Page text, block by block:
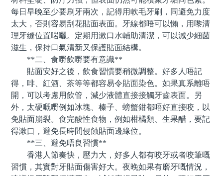
每日早晚至少要刷牙兩次，記得用軟毛牙刷，同避免力度
太大，否則容易刮花貼面表面。牙線都唔可以懶，用嚟清
理牙縫位置啱曬。定期用漱口水輔助清潔，可以減少細菌
滋生，保持口氣清新又保護貼面結構。
**二、食嘢飲嘢要有意識**
貼面安好之後，飲食習慣要稍微調整。好多人唔記
得，啡、紅酒、茶等等都容易令貼面染色。如果真系離唔
開，可以考慮用飲管，減少液體直接接觸牙齒表面。另
外，太硬嘅嘢例如冰塊、榛子、螃蟹鉗都唔好直接咬，以
免貼面崩裂。食完酸性食物，例如柑橘類、生果醋，要記
得漱口，避免長時間侵蝕貼面邊緣位。
**三、避免唔良習慣**
香港人節奏快，壓力大，好多人都有咬牙或者咬筆嘅
習慣，其實對牙貼面傷害好大。夜晚如果有磨牙嘅情況，